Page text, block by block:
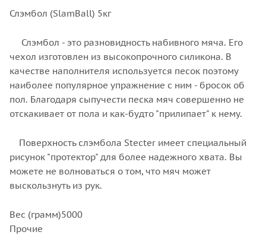
Слэмбол (SlamBall) 5кг
Слэмбол - это разновидность набивного мяча. Его
чехол изготовлен из высокопрочного силикона. В
качестве наполнителя используется песок поэтому
наиболее популярное упражнение с ним - бросок об
пол. Благодаря сыпучести песка мяч совершенно не
отскакивает от пола и как-будто "прилипает" к нему.
Поверхность слэмбола Stecter имеет специальный
рисунок "протектор" для более надежного хвата. Вы
можете не волноваться о том, что мяч может
выскользнуть из рук.
Вес (грамм)5000
Прочие